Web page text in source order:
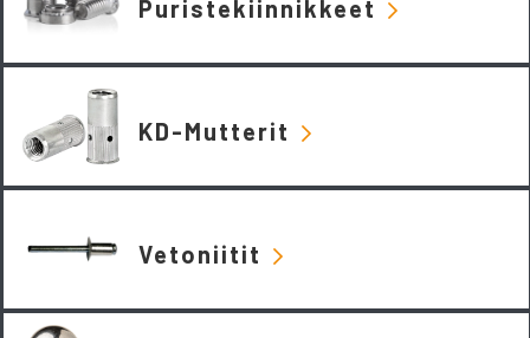
Puristekiinnikkeet
KD-Mutterit
Vetoniitit